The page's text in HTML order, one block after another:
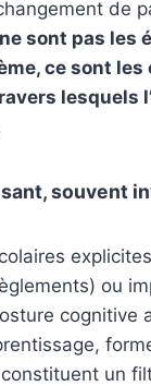
de
sont pas les
ce sont les
lesquels
souvent
ou
cognitive
un